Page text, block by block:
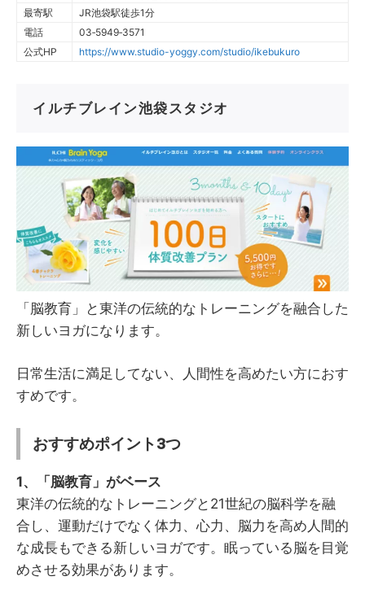
最寄駅
JR池袋駅徒歩1分
電話
03‐5949‐3571
公式HP
https://www.studio-yoggy.com/studio/ikebukuro
イルチブレイン池袋スタジオ
「脳教育」と東洋の伝統的なトレーニングを融合した
新しいヨガになります。
日常生活に満足してない、人間性を高めたい方におす
すめです。
おすすめポイント3つ
1、「脳教育」がベース
東洋の伝統的なトレーニングと21世紀の脳科学を融
合し、運動だけでなく体力、心力、脳力を高め人間的
な成長もできる新しいヨガです。眠っている脳を目覚
めさせる効果があります。